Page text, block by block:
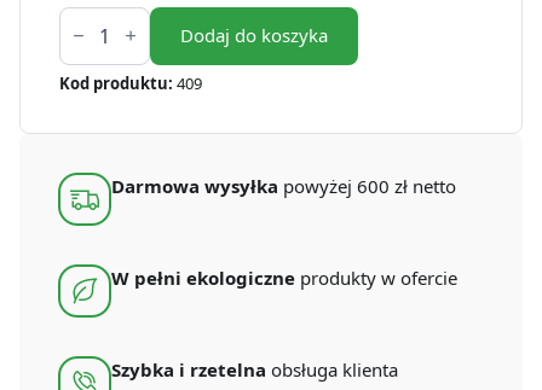
ilość
Talerze
z
odpadów
rolniczych
cm
dzielne
(50
szt.)
Dodaj do koszyka
Kod produktu: 409
Darmowa wysyłka powyżej 600 zł netto
W pełni ekologiczne produkty w ofercie
Szybka i rzetelna obsługa klienta